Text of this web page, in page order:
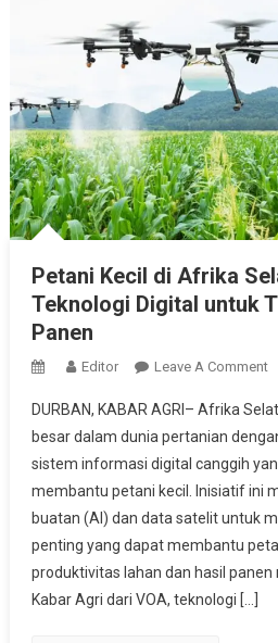
Petani Kecil di Afrika
Teknologi Digital untuk
Panen
Editor Leave A CommentOn
DURBAN, KABAR AGRI– Afrika
besar dalam dunia pertanian
sistem informasi digital canggih
membantu petani kecil. Inisiatif ini
buatan (AI) dan data satelit untuk
penting yang dapat membantu
produktivitas lahan dan hasil
Kabar Agri dari VOA, teknologi […]